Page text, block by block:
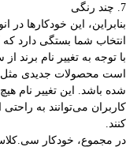
7. چند رنگی
بنابراین، این خودکارها
انتخاب شما بستگی دارد
شده باشد. این تغییر نام
کاربران می‌توانند به
کنند.